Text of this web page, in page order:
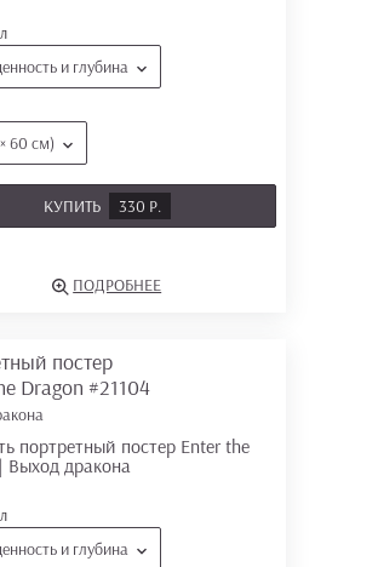
и глубина
60 см)
КУПИТЬ 330 Р.
ПОДРОБНЕЕ
постер
Dragon #21104
и глубина